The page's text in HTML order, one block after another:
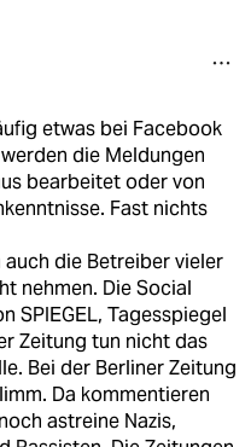
etwas bei Facebook
die Meldungen
bearbeitet oder von
Fast nichts
die Betreiber vieler
nehmen. Die Social
SPIEGEL, Tagesspiegel
Zeitung tun nicht das
Bei der Berliner Zeitung
Da kommentieren
astreine Nazis,